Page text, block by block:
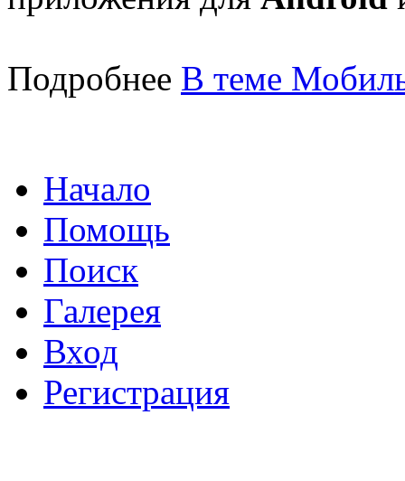
Подробнее В теме
Начало
Помощь
Поиск
Галерея
Вход
Регистрация